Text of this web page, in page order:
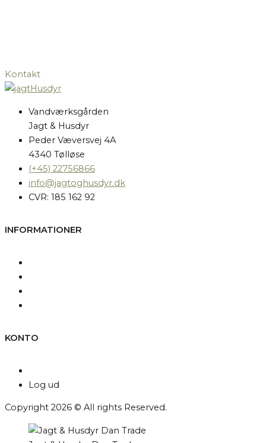
Kontakt
Vandværksgården
Jagt & Husdyr
Peder Væversvej 4A
4340 Tølløse
(+45) 22756866
info@jagtoghusdyr.dk
CVR: 185 162 92
INFORMATIONER
KONTO
Log ud
Copyright 2026 © All rights Reserved.